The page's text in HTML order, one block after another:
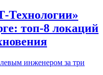
Технологии»
топ-8 локаций